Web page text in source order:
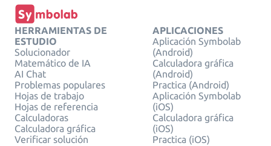
HERRAMIENTAS DE
ESTUDIO
Solucionador
Matemático de IA
AI Chat
Problemas populares
Hojas de trabajo
Hojas de referencia
Calculadoras
Calculadora gráfica
Verificar solución
APLICACIONES
Aplicación Symbolab
(Android)
Calculadora gráfica
(Android)
Practica (Android)
Aplicación Symbolab
(iOS)
Calculadora gráfica
(iOS)
Practica (iOS)